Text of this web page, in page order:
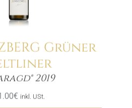
Grüner
2019
€ inkl. USt.
Menge